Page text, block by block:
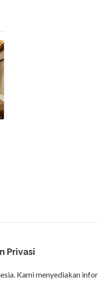
Privasi
Kami menyediakan